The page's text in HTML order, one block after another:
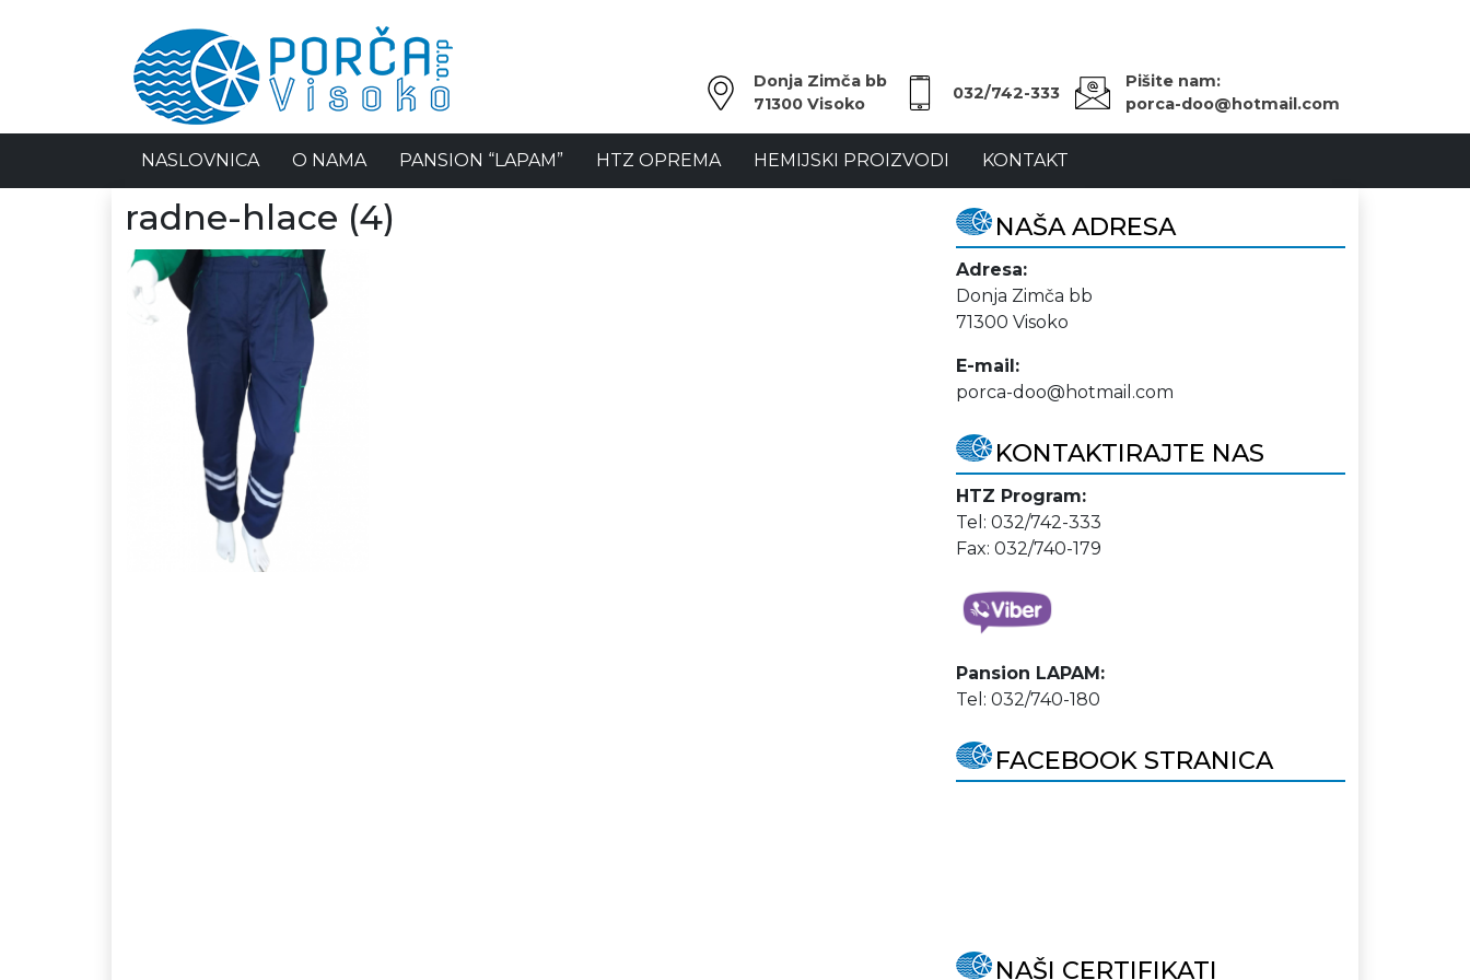
Donja Zimča bb
71300 Visoko
032/742-333
Pišite nam:
porca-doo@hotmail.com
NASLOVNICA O NAMA PANSION “LAPAM” HTZ OPREMA HEMIJSKI PROIZVODI KONTAKT
radne-hlace (4) NAŠA ADRESA
Adresa:
Donja Zimča bb
71300 Visoko
E-mail:
porca-doo@hotmail.com
KONTAKTIRAJTE NAS
HTZ Program:
Tel: 032/742-333
Fax: 032/740-179
Pansion LAPAM:
Tel: 032/740-180
FACEBOOK STRANICA
NAŠI CERTIFIKATI